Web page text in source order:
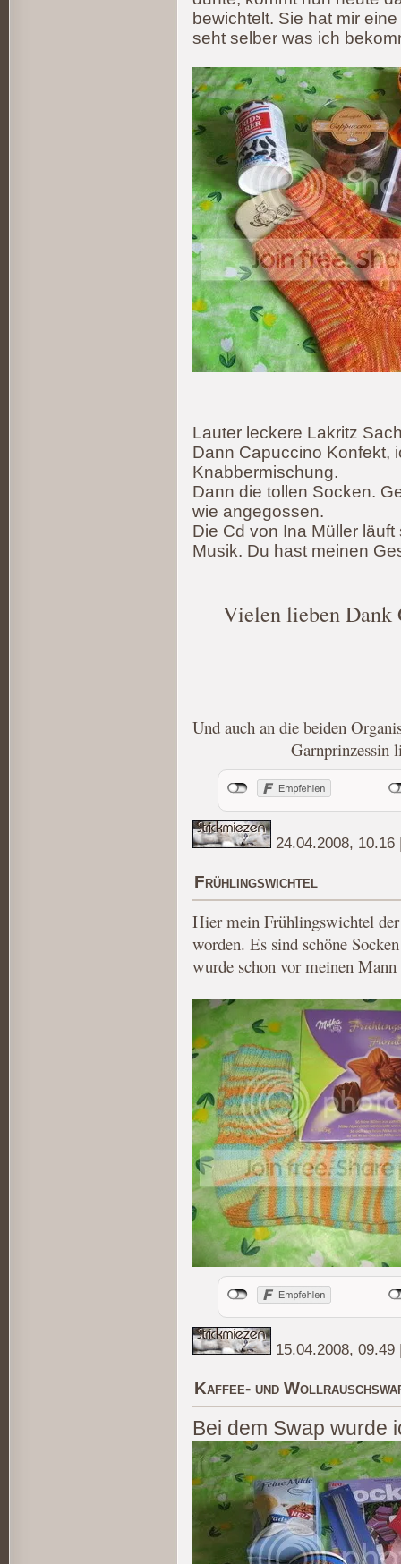
bewichtelt. Sie hat mir
seht selber was ich
Lauter leckere Lakritz
Dann Capuccino Konfekt,
Knabbermischung.
Dann die tollen Socken.
wie angegossen.
Die Cd von Ina Müller
Musik. Du hast meinen
Vielen lieben Dank
Und auch an die beiden
Garnprinzessin
24.04.2008, 10.16
Frühlingswichtel
Hier mein Frühlingswichtel
worden. Es sind schöne
wurde schon vor meinen
15.04.2008, 09.49
Kaffee- und
Bei dem Swap wurde